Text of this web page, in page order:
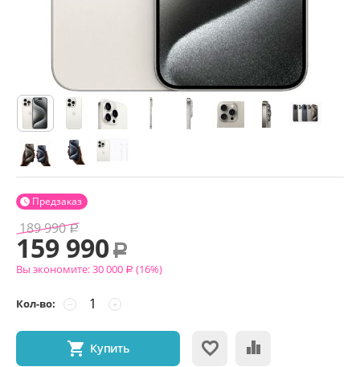
Предзаказ

189 990 Р
159 990 Р
Вы экономите:30 000 Р (16%)
Кол-во: +
−
Купить